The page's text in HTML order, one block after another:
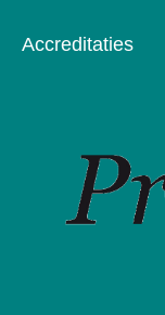
Accreditaties